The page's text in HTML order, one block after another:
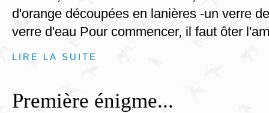
d'orange découpées en lanières -un verre
verre d'eau Pour commencer, il faut ôter
LIRE LA SUITE
Première énigme...